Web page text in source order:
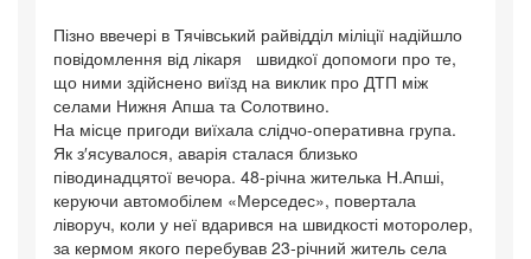
Пізно ввечері в Тячівський райвідділ міліції надійшло
повідомлення від лікаря швидкої допомоги про те,
що ними здійснено виїзд на виклик про ДТП між
селами Нижня Апша та Солотвино.
На місце пригоди виїхала слідчо-оперативна група.
Як з′ясувалося, аварія сталася близько
піводинадцятої вечора. 48-річна жителька Н.Апші,
керуючи автомобілем «Мерседес», повертала
ліворуч, коли у неї вдарився на швидкості моторолер,
за кермом якого перебував 23-річний житель села